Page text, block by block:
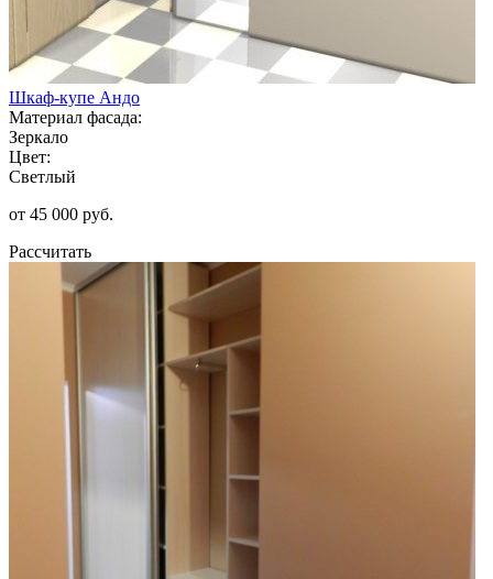
Шкаф-купе Андо
Материал фасада:
Зеркало
Цвет:
Светлый
от 45 000 руб.
Рассчитать